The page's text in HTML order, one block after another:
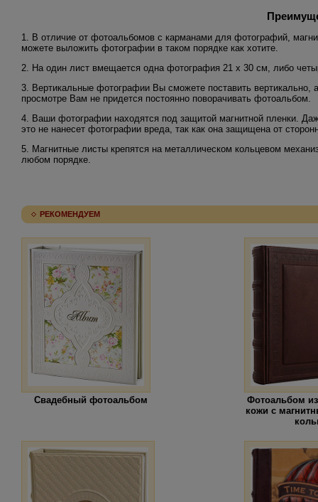
1. В отличие от фотоальбомов с карманами для фотографий,
можете выложить фотографии в таком порядке как хотите.
2. На один лист вмещается одна фотография 21 х 30 см, либо
3. Вертикальные фотографии Вы сможете поставить
просмотре Вам не придется постоянно поворачивать фотоальбом.
4. Ваши фотографии находятся под защитой магнитной пленки.
это не нанесет фотографии вреда, так как она защищена от
5. Магнитные листы крепятся на металлическом кольцевом
любом порядке.
РЕКОМЕНДУЕМ
Свадебный фотоальбом
Фотоальбом
кожи с